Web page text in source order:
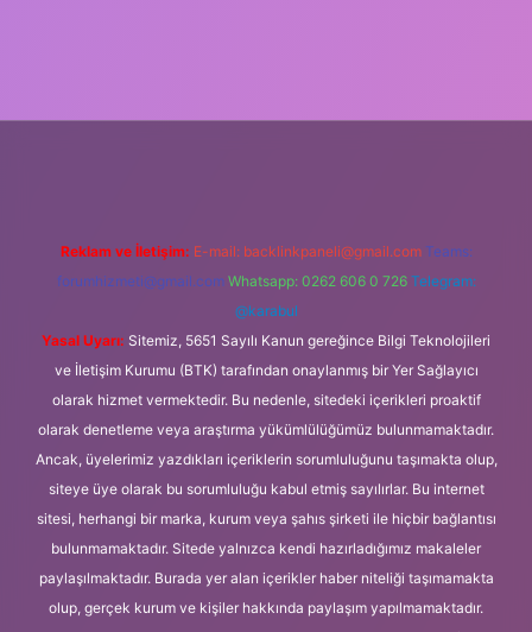
Reklam ve İletişim: E-mail: backlinkpaneli@gmail.com Teams:
forumhizmeti@gmail.com Whatsapp: 0262 606 0 726 Telegram:
@karabul
Yasal Uyarı: Sitemiz, 5651 Sayılı Kanun gereğince Bilgi Teknolojileri
ve İletişim Kurumu (BTK) tarafından onaylanmış bir Yer Sağlayıcı
olarak hizmet vermektedir. Bu nedenle, sitedeki içerikleri proaktif
olarak denetleme veya araştırma yükümlülüğümüz bulunmamaktadır.
Ancak, üyelerimiz yazdıkları içeriklerin sorumluluğunu taşımakta olup,
siteye üye olarak bu sorumluluğu kabul etmiş sayılırlar. Bu internet
sitesi, herhangi bir marka, kurum veya şahıs şirketi ile hiçbir bağlantısı
bulunmamaktadır. Sitede yalnızca kendi hazırladığımız makaleler
paylaşılmaktadır. Burada yer alan içerikler haber niteliği taşımamakta
olup, gerçek kurum ve kişiler hakkında paylaşım yapılmamaktadır.